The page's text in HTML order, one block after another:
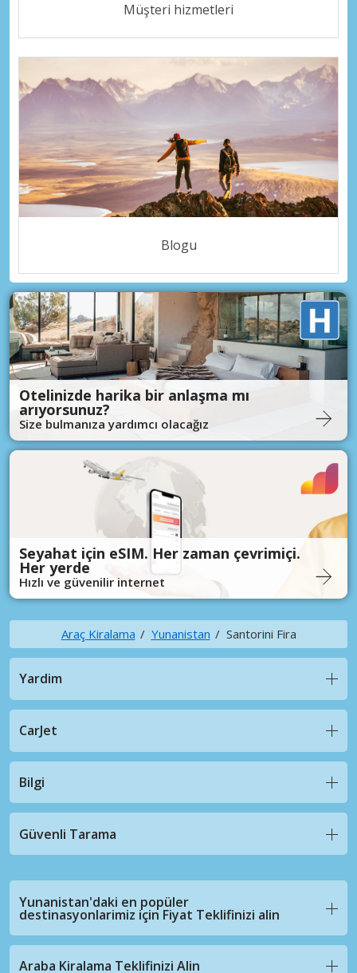
Müşteri hizmetleri
Blogu
Otelinizde harika bir anlaşma mı
arıyorsunuz?
Size bulmanıza yardımcı olacağız
Seyahat için eSIM. Her zaman çevrimiçi.
Her yerde
Hızlı ve güvenilir internet
Araç Kiralama Yunanistan Santorini Fira
Yardim
CarJet
Bilgi
Güvenli Tarama
Yunanistan'daki en popüler
destinasyonlarimiz için Fiyat Teklifinizi alin
Araba Kiralama Teklifinizi Alin